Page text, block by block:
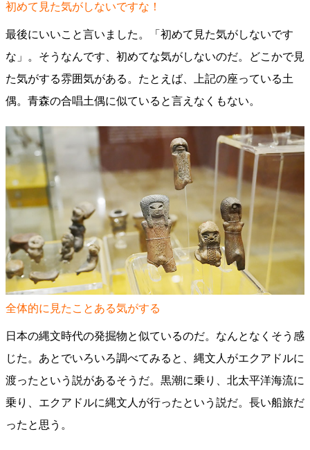
初めて見た気がしないですな！
最後にいいこと言いました。「初めて見た気がしないです
な」。そうなんです、初めてな気がしないのだ。どこかで見
た気がする雰囲気がある。たとえば、上記の座っている土
偶。青森の合唱土偶に似ていると言えなくもない。
全体的に見たことある気がする
日本の縄文時代の発掘物と似ているのだ。なんとなくそう感
じた。あとでいろいろ調べてみると、縄文人がエクアドルに
渡ったという説があるそうだ。黒潮に乗り、北太平洋海流に
乗り、エクアドルに縄文人が行ったという説だ。長い船旅だ
ったと思う。